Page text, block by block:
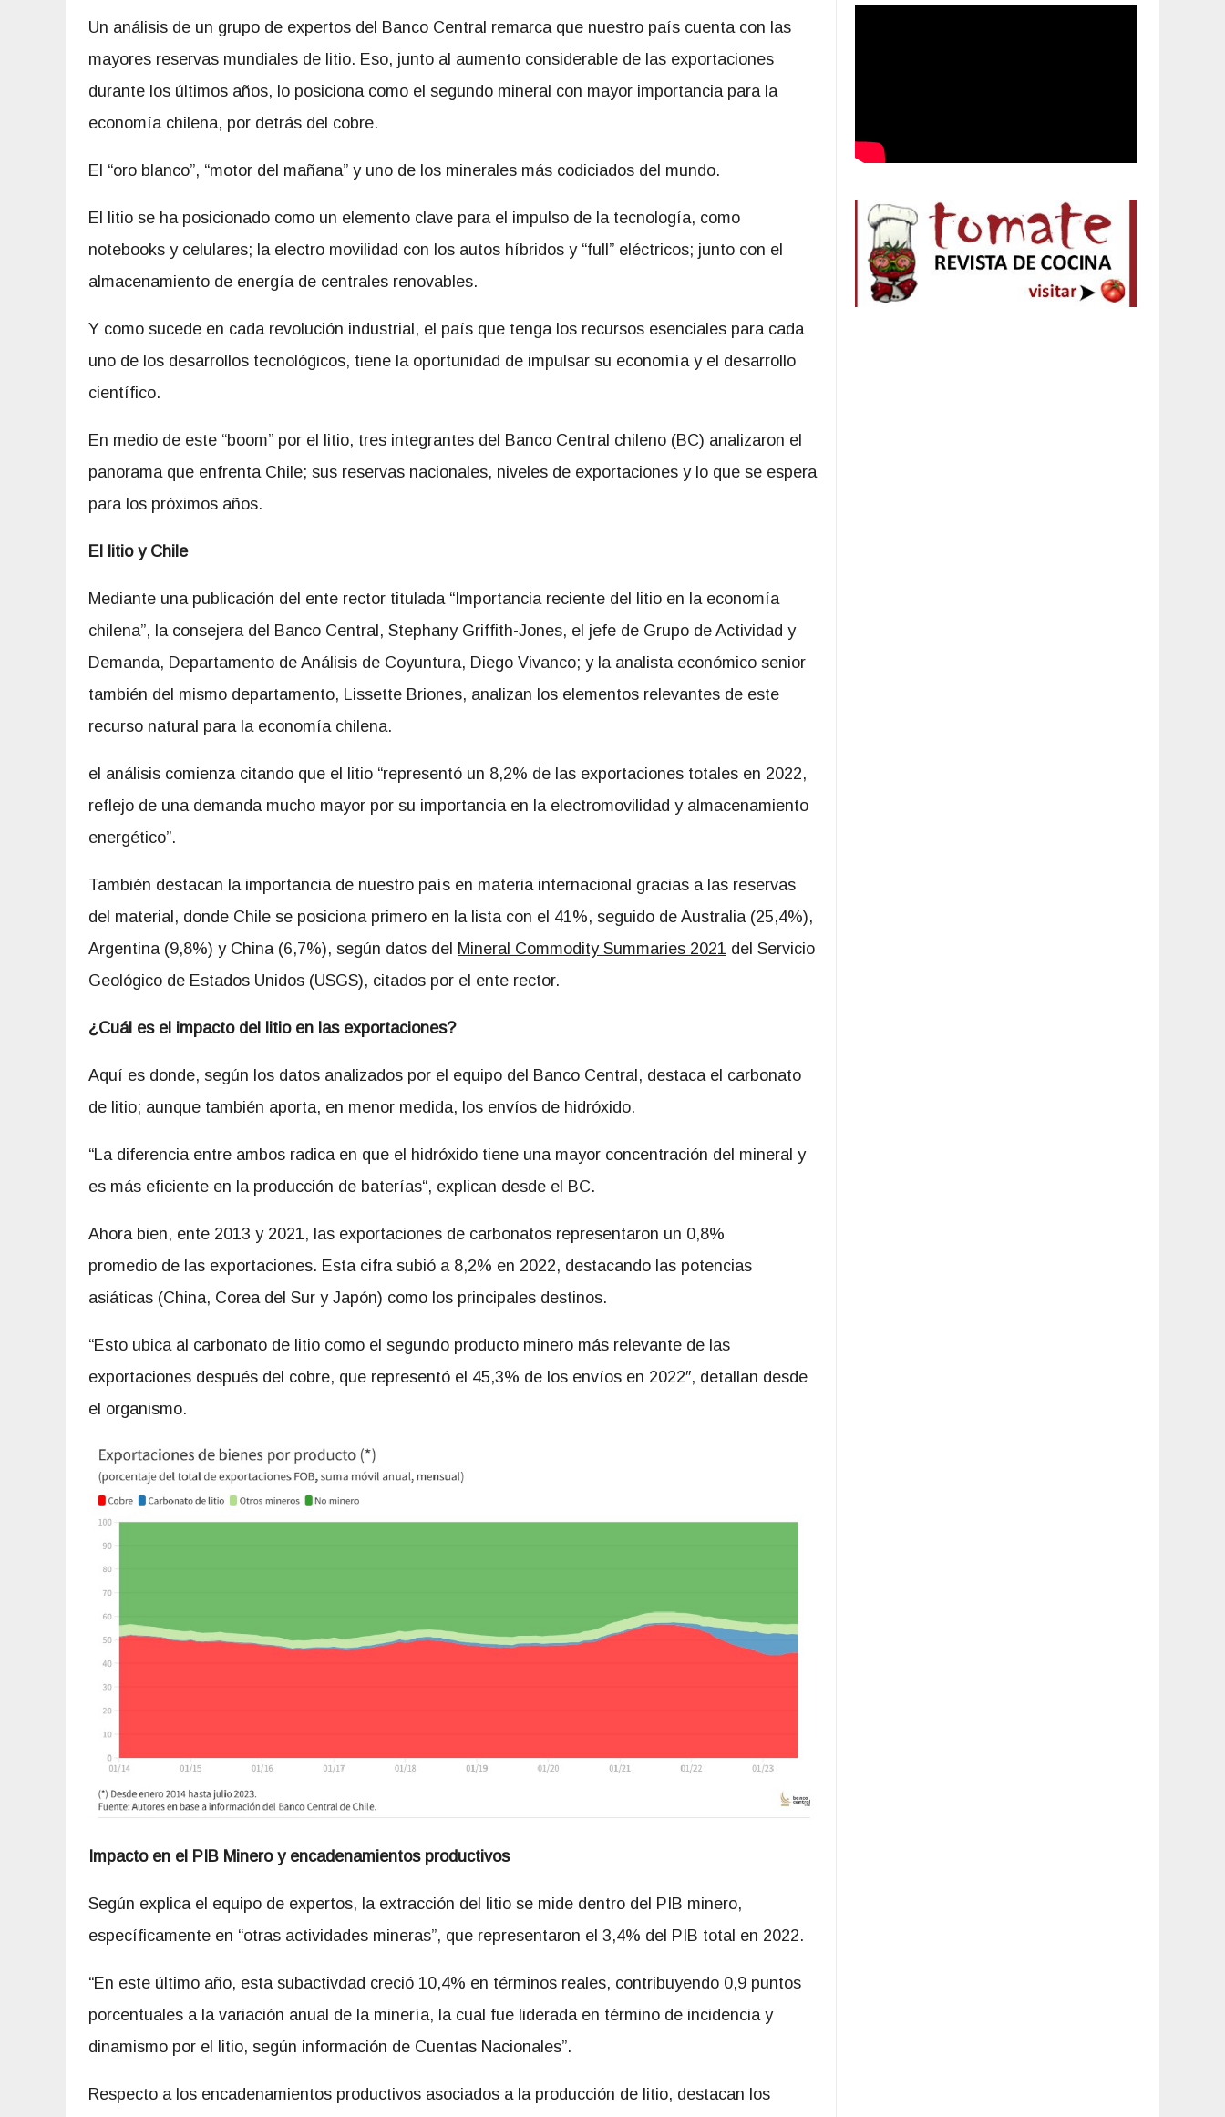
Un análisis de un grupo de expertos del Banco Central remarca que nuestro país cuenta con las
mayores reservas mundiales de litio. Eso, junto al aumento considerable de las exportaciones
durante los últimos años, lo posiciona como el segundo mineral con mayor importancia para la
economía chilena, por detrás del cobre.
El “oro blanco”, “motor del mañana” y uno de los minerales más codiciados del mundo.
El litio se ha posicionado como un elemento clave para el impulso de la tecnología, como
notebooks y celulares; la electro movilidad con los autos híbridos y “full” eléctricos; junto con el
almacenamiento de energía de centrales renovables.
Y como sucede en cada revolución industrial, el país que tenga los recursos esenciales para cada
uno de los desarrollos tecnológicos, tiene la oportunidad de impulsar su economía y el desarrollo
científico.
En medio de este “boom” por el litio, tres integrantes del Banco Central chileno (BC) analizaron el
panorama que enfrenta Chile; sus reservas nacionales, niveles de exportaciones y lo que se espera
para los próximos años.
El litio y Chile
Mediante una publicación del ente rector titulada “Importancia reciente del litio en la economía
chilena”, la consejera del Banco Central, Stephany Griffith-Jones, el jefe de Grupo de Actividad y
Demanda, Departamento de Análisis de Coyuntura, Diego Vivanco; y la analista económico senior
también del mismo departamento, Lissette Briones, analizan los elementos relevantes de este
recurso natural para la economía chilena.
el análisis comienza citando que el litio “representó un 8,2% de las exportaciones totales en 2022,
reflejo de una demanda mucho mayor por su importancia en la electromovilidad y almacenamiento
energético”.
También destacan la importancia de nuestro país en materia internacional gracias a las reservas
del material, donde Chile se posiciona primero en la lista con el 41%, seguido de Australia (25,4%),
Argentina (9,8%) y China (6,7%), según datos del Mineral Commodity Summaries 2021 del Servicio
Geológico de Estados Unidos (USGS), citados por el ente rector.
¿Cuál es el impacto del litio en las exportaciones?
Aquí es donde, según los datos analizados por el equipo del Banco Central, destaca el carbonato
de litio; aunque también aporta, en menor medida, los envíos de hidróxido.
“La diferencia entre ambos radica en que el hidróxido tiene una mayor concentración del mineral y
es más eficiente en la producción de baterías“, explican desde el BC.
Ahora bien, ente 2013 y 2021, las exportaciones de carbonatos representaron un 0,8%
promedio de las exportaciones. Esta cifra subió a 8,2% en 2022, destacando las potencias
asiáticas (China, Corea del Sur y Japón) como los principales destinos.
“Esto ubica al carbonato de litio como el segundo producto minero más relevante de las
exportaciones después del cobre, que representó el 45,3% de los envíos en 2022″, detallan desde
el organismo.
Impacto en el PIB Minero y encadenamientos productivos
Según explica el equipo de expertos, la extracción del litio se mide dentro del PIB minero,
específicamente en “otras actividades mineras”, que representaron el 3,4% del PIB total en 2022.
“En este último año, esta subactivdad creció 10,4% en términos reales, contribuyendo 0,9 puntos
porcentuales a la variación anual de la minería, la cual fue liderada en término de incidencia y
dinamismo por el litio, según información de Cuentas Nacionales”.
Respecto a los encadenamientos productivos asociados a la producción de litio, destacan los